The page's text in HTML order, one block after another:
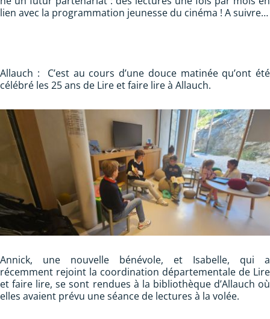
lien avec la programmation jeunesse du cinéma ! A suivre…
Allauch : C’est au cours d’une douce matinée qu’ont été
célébré les 25 ans de Lire et faire lire à Allauch.
Annick, une nouvelle bénévole, et Isabelle, qui a
récemment rejoint la coordination départementale de Lire
et faire lire, se sont rendues à la bibliothèque d’Allauch où
elles avaient prévu une séance de lectures à la volée.